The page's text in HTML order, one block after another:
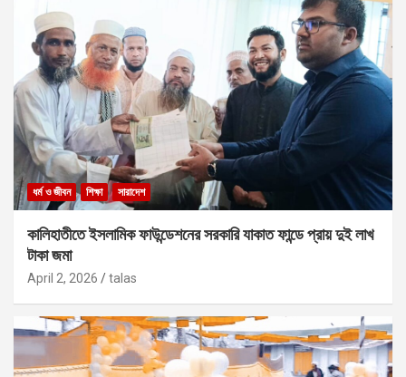
ধর্ম ও জীবন শিক্ষা সারাদেশ
কালিহাতীতে ইসলামিক ফাউন্ডেশনের সরকারি যাকাত ফান্ডে প্রায় দুই লাখ
টাকা জমা
April 2, 2026 talas